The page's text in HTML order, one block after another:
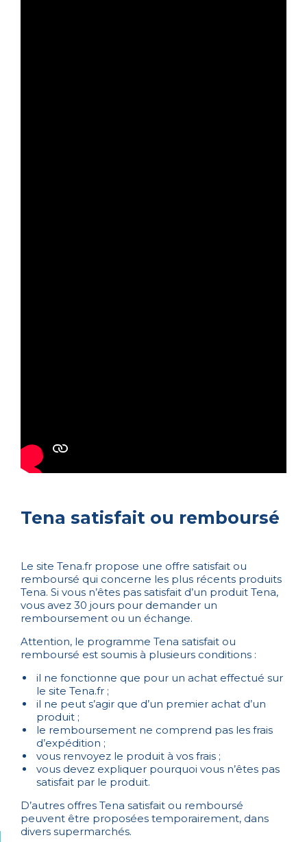
Tena satisfait ou remboursé
Le site Tena.fr propose une offre satisfait ou
remboursé qui concerne les plus récents produits
Tena. Si vous n’êtes pas satisfait d’un produit Tena,
vous avez 30 jours pour demander un
remboursement ou un échange.
Attention, le programme Tena satisfait ou
remboursé est soumis à plusieurs conditions :
il ne fonctionne que pour un achat effectué sur
le site Tena.fr ;
il ne peut s’agir que d’un premier achat d’un
produit ;
le remboursement ne comprend pas les frais
d’expédition ;
vous renvoyez le produit à vos frais ;
vous devez expliquer pourquoi vous n’êtes pas
satisfait par le produit.
D’autres offres Tena satisfait ou remboursé
peuvent être proposées temporairement, dans
divers supermarchés.